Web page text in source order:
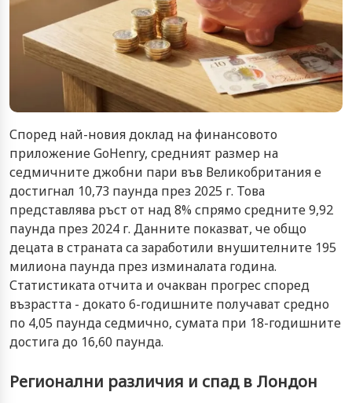
Според най-новия доклад на финансовото
приложение GoHenry, средният размер на
седмичните джобни пари във Великобритания е
достигнал 10,73 паунда през 2025 г. Това
представлява ръст от над 8% спрямо средните 9,92
паунда през 2024 г. Данните показват, че общо
децата в страната са заработили внушителните 195
милиона паунда през изминалата година.
Статистиката отчита и очакван прогрес според
възрастта - докато 6-годишните получават средно
по 4,05 паунда седмично, сумата при 18-годишните
достига до 16,60 паунда.
Регионални различия и спад в Лондон